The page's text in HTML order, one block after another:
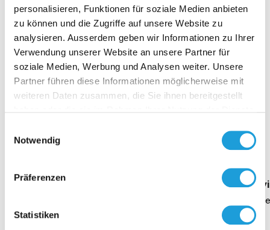
personalisieren, Funktionen für soziale Medien anbieten
zu können und die Zugriffe auf unsere Website zu
analysieren. Ausserdem geben wir Informationen zu Ihrer
Verwendung unserer Website an unsere Partner für
soziale Medien, Werbung und Analysen weiter. Unsere
Partner führen diese Informationen möglicherweise mit
weiteren Daten zusammen, die Sie ihnen bereitgestellt
Notwendig
Präferenzen
Statistiken
Technische Daten
Downloads
Einblicke zu 40 Jahren
Oppermann
Geschäftsführung Heike Dirmeier